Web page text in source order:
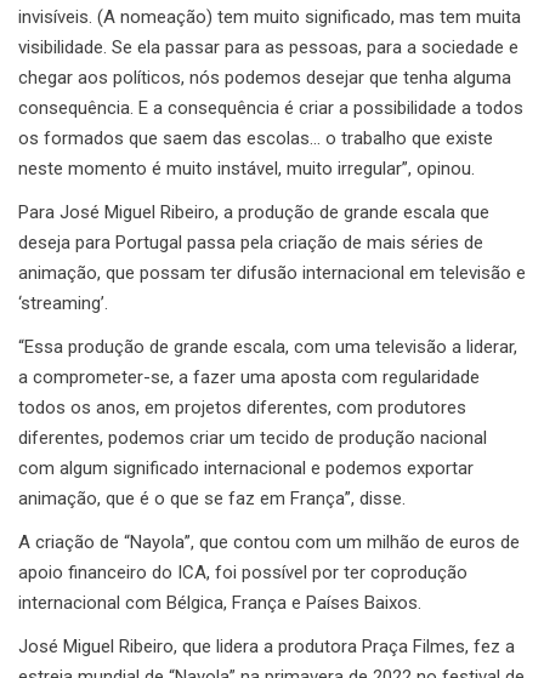
invisíveis. (A nomeação) tem muito significado, mas tem muita
visibilidade. Se ela passar para as pessoas, para a sociedade e
chegar aos políticos, nós podemos desejar que tenha alguma
consequência. E a consequência é criar a possibilidade a todos
os formados que saem das escolas… o trabalho que existe
neste momento é muito instável, muito irregular”, opinou.
Para José Miguel Ribeiro, a produção de grande escala que
deseja para Portugal passa pela criação de mais séries de
animação, que possam ter difusão internacional em televisão e
‘streaming’.
“Essa produção de grande escala, com uma televisão a liderar,
a comprometer-se, a fazer uma aposta com regularidade
todos os anos, em projetos diferentes, com produtores
diferentes, podemos criar um tecido de produção nacional
com algum significado internacional e podemos exportar
animação, que é o que se faz em França”, disse.
A criação de “Nayola”, que contou com um milhão de euros de
apoio financeiro do ICA, foi possível por ter coprodução
internacional com Bélgica, França e Países Baixos.
José Miguel Ribeiro, que lidera a produtora Praça Filmes, fez a